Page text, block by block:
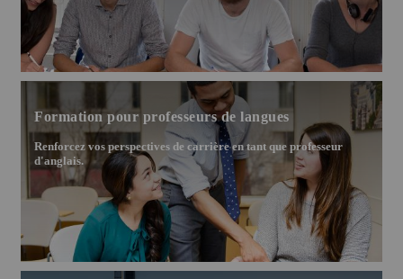
Formation pour professeurs de langues
Renforcez vos perspectives de carrière en tant que professeur
d'anglais.